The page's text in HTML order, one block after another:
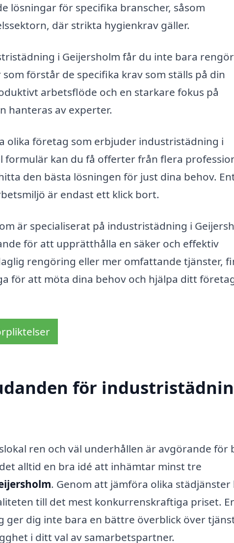
lösningar för specifika branscher, såsom
där strikta hygienkrav gäller.
i Geijersholm får du inte bara
förstår de specifika krav som ställs på din
arbetsflöde och en starkare fokus på
hanteras av experter.
olika företag som erbjuder industristädning i
formulär kan du få offerter från flera
den bästa lösningen för just dina behov.
är endast ett klick bort.
är specialiserat på industristädning i
för att upprätthålla en säker och effektiv
rengöring eller mer omfattande tjänster,
för att möta dina behov och hjälpa ditt
för
ren och väl underhållen är avgörande för
alltid en bra idé att inhämtar minst tre
. Genom att jämföra olika städjänster
till det mest konkurrenskraftiga priset.
dig inte bara en bättre överblick över
i ditt val av samarbetspartner.